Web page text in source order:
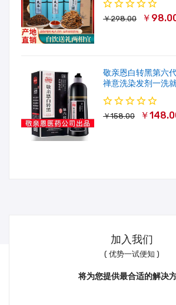
￥298.00 ￥
敬亲恩白转黑第六
禅意洗染发剂一洗
￥158.00 ￥
加入我们
( 优势一试便知 )
将为您提供最合适的解决